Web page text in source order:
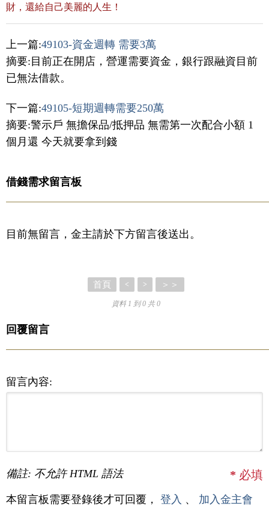
財，還給自己美麗的人生！
上一篇:49103-資金週轉 需要3萬
摘要:目前正在開店，營運需要資金，銀行跟融資目前
已無法借款。
下一篇:49105-短期週轉需要250萬
摘要:警示戶 無擔保品/抵押品 無需第一次配合小額 1
個月還 今天就要拿到錢
借錢需求留言板
目前無留言，金主請於下方留言後送出。
首頁 < > ＞＞
資料 1 到 0 共 0
回覆留言
留言內容:
備註: 不允許 HTML 語法 * 必填
本留言板需要登錄後才可回覆， 登入 、 加入金主會